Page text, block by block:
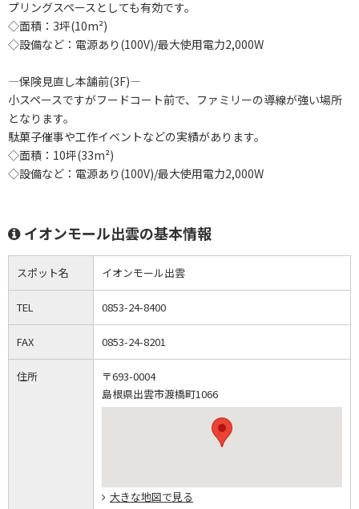
プリングスペースとしても有効です。
◇面積：3坪(10m²)
◇設備など：電源あり(100V)/最大使用電力2,000W
―保険見直し本舗前(3F)―
小スペースですがフードコート前で、ファミリーの導線が強い場所
となります。
駄菓子催事や工作イベントなどの実績があります。
◇面積：10坪(33m²)
◇設備など：電源あり(100V)/最大使用電力2,000W
イオンモール出雲の基本情報
スポット名 イオンモール出雲
TEL 0853-24-8400
FAX 0853-24-8201
住所
〒693-0004
島根県出雲市渡橋町1066
大きな地図で見る